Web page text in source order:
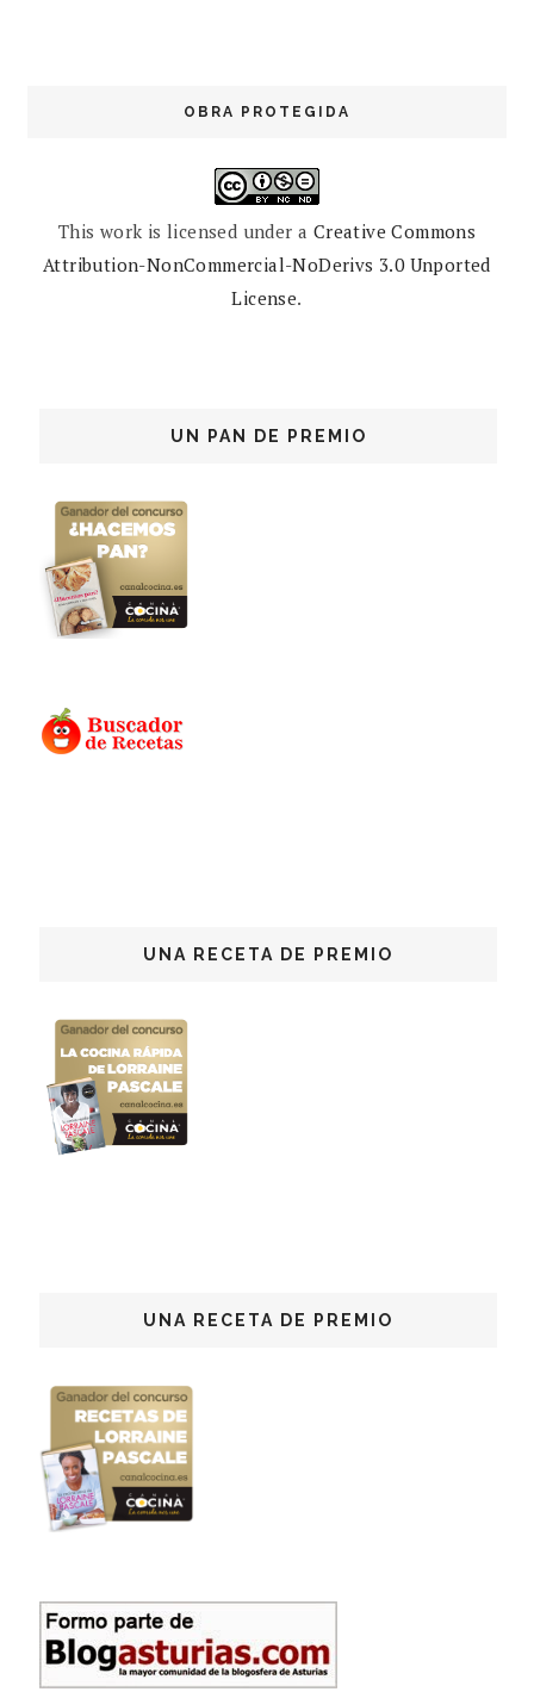
OBRA PROTEGIDA
This work is licensed under a Creative Commons
Attribution-NonCommercial-NoDerivs 3.0 Unported
License.
UN PAN DE PREMIO
UNA RECETA DE PREMIO
UNA RECETA DE PREMIO